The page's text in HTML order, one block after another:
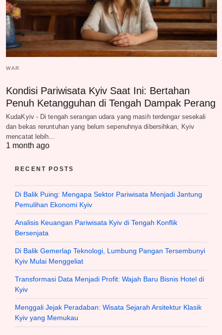
WAR
Kondisi Pariwisata Kyiv Saat Ini: Bertahan
Penuh Ketangguhan di Tengah Dampak Perang
KudaKyiv - Di tengah serangan udara yang masih terdengar sesekali
dan bekas reruntuhan yang belum sepenuhnya dibersihkan, Kyiv
mencatat lebih…
1 month ago
RECENT POSTS
Di Balik Puing: Mengapa Sektor Pariwisata Menjadi Jantung
Pemulihan Ekonomi Kyiv
Analisis Keuangan Pariwisata Kyiv di Tengah Konflik
Bersenjata
Di Balik Gemerlap Teknologi, Lumbung Pangan Tersembunyi
Kyiv Mulai Menggeliat
Transformasi Data Menjadi Profit: Wajah Baru Bisnis Hotel di
Kyiv
Menggali Jejak Peradaban: Wisata Sejarah Arsitektur Klasik
Kyiv yang Memukau